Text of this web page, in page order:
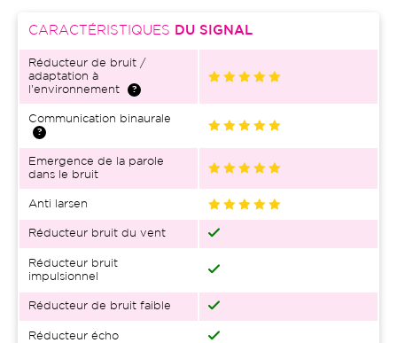
CARACTÉRISTIQUES DU SIGNAL
Réducteur de bruit /
adaptation à
l'environnement
Communication binaurale
Emergence de la parole
dans le bruit
Anti larsen
Réducteur bruit du vent
Réducteur bruit
impulsionnel
Réducteur de bruit faible
Réducteur écho